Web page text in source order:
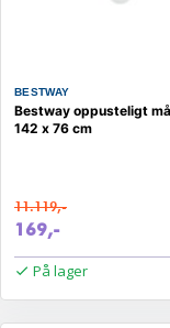
BESTWAY
Bestway oppusteligt
142 x 76 cm
11.119,-
169,-
På lager